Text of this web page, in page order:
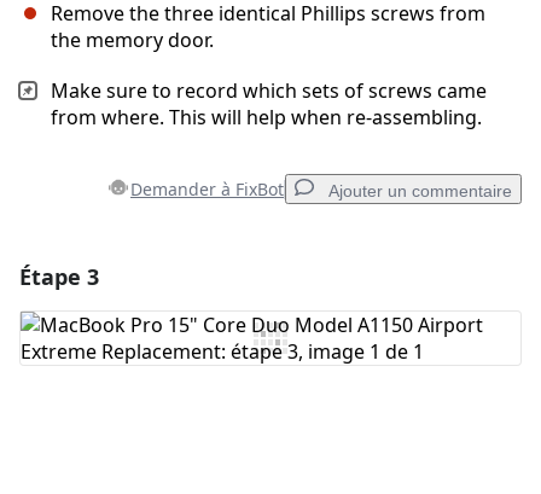
Remove the three identical Phillips screws from
the memory door.
Make sure to record which sets of screws came
from where. This will help when re-assembling.
Demander à FixBot Ajouter un commentaire
Ajouter un commentaire
Étape 3